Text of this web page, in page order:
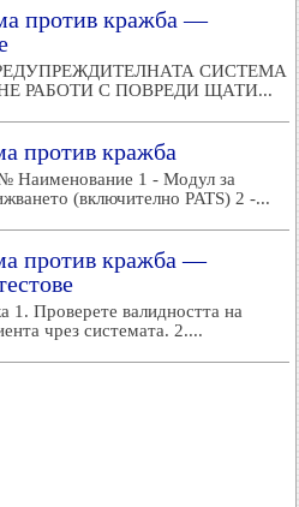
против кражба —
СИСТЕМА
РАБОТИ С ПОВРЕДИ ЩАТИ...
против кражба
Наименование 1 - Модул за
(включително PATS) 2 -...
против кражба —
1. Проверете валидността на
чрез системата. 2....